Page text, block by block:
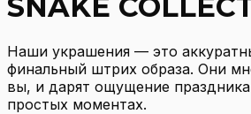
Наши украшения — это
финальный штрих образа. Они
вы, и дарят ощущение
простых моментах.